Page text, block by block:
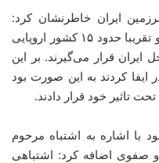
ایران خاطرنشان کرد:
ایران دو سوم قاره اروپا وسعت دارد و تقریبا حدود ۱۵ کشور اروپایی
ایران قرار می‌گیرند. بر این
خواهر و برادر ایفا کردند به این صورت بود
تاثیر خود قرار دادند.
اشاره به اشتباه مرحوم
صفوی اضافه کرد: اشتباهی